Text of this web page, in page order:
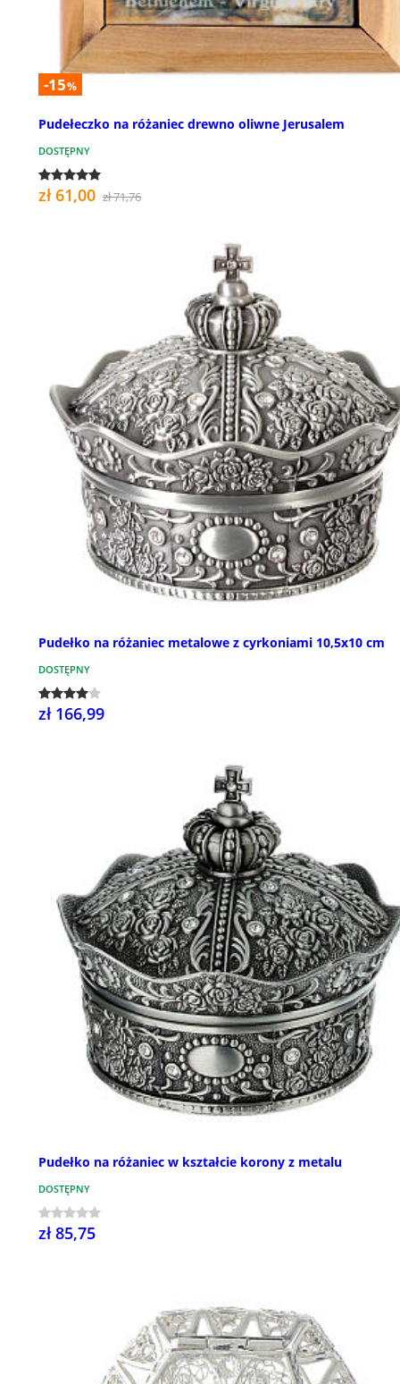
-15%
Pudełeczko na różaniec drewno oliwne Jerusalem
DOSTĘPNY
zł 61,00 zł 71,76
Pudełko na różaniec metalowe z cyrkoniami 10,5x10 cm
DOSTĘPNY
zł 166,99
Pudełko na różaniec w kształcie korony z metalu
DOSTĘPNY
zł 85,75